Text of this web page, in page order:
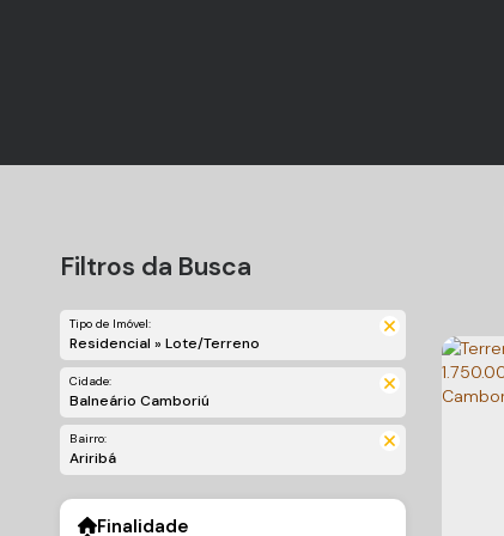
Filtros da Busca
Tipo de Imóvel:
Residencial » Lote/Terreno
Cidade:
Balneário Camboriú
Bairro:
Ariribá
Finalidade